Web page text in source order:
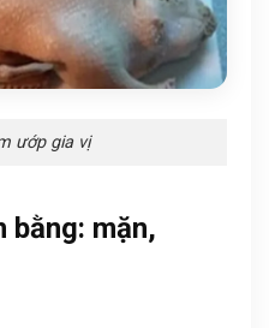
ướp gia vị
bằng: mặn,